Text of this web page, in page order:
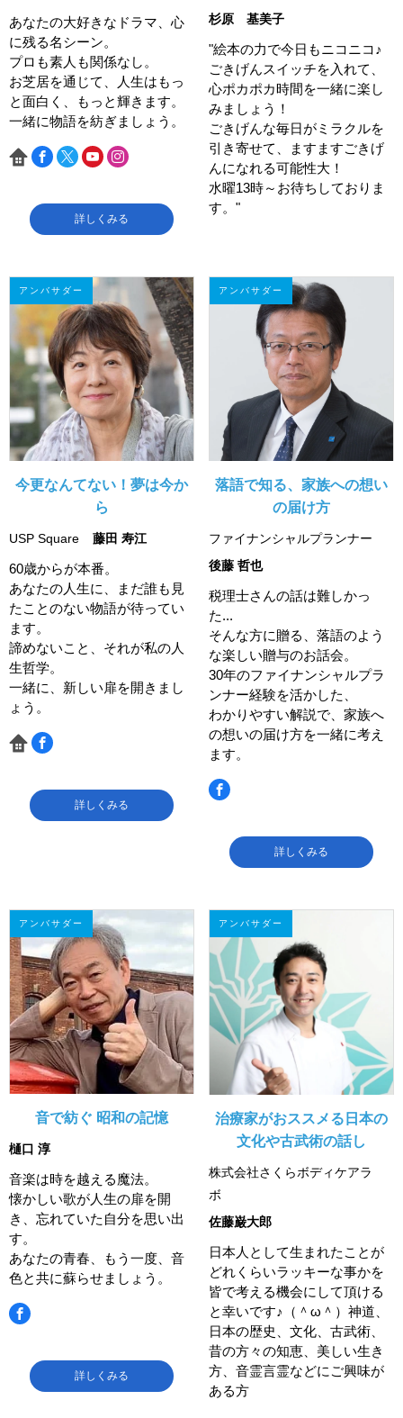
あなたの大好きなドラマ、心
に残る名シーン。
プロも素人も関係なし。
お芝居を通じて、人生はもっ
と面白く、もっと輝きます。
一緒に物語を紡ぎましょう。
詳しくみる
杉原 基美子
"絵本の力で今日もニコニコ♪
ごきげんスイッチを入れて、
心ポカポカ時間を一緒に楽し
みましょう！
ごきげんな毎日がミラクルを
引き寄せて、ますますごきげ
んになれる可能性大！
水曜13時～お待ちしておりま
す。"
アンバサダー
今更なんてない！夢は今か
ら
USP Square 藤田 寿江
60歳からが本番。
あなたの人生に、まだ誰も見
たことのない物語が待ってい
ます。
諦めないこと、それが私の人
生哲学。
一緒に、新しい扉を開きまし
ょう。
詳しくみる
アンバサダー
落語で知る、家族への想い
の届け方
ファイナンシャルプランナー
後藤 哲也
税理士さんの話は難しかっ
た...
そんな方に贈る、落語のよう
な楽しい贈与のお話会。
30年のファイナンシャルプラ
ンナー経験を活かした、
わかりやすい解説で、家族へ
の想いの届け方を一緒に考え
ます。
詳しくみる
アンバサダー
音で紡ぐ 昭和の記憶
樋口 淳
音楽は時を越える魔法。
懐かしい歌が人生の扉を開
き、忘れていた自分を思い出
す。
あなたの青春、もう一度、音
色と共に蘇らせましょう。
詳しくみる
アンバサダー
治療家がおススメる日本の
文化や古武術の話し
株式会社さくらボディケアラ
ボ
佐藤巌大郎
日本人として生まれたことが
どれくらいラッキーな事かを
皆で考える機会にして頂ける
と幸いです♪（＾ω＾）神道、
日本の歴史、文化、古武術、
昔の方々の知恵、美しい生き
方、音霊言霊などにご興味が
ある方